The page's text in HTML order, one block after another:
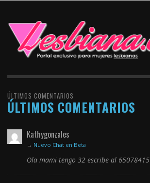
ÚLTIMOS COMENTARIOS
ÚLTIMOS COMENTARIOS
Kathygonzales
→ Nuevo Chat en Beta
Ola mami tengo 32 escribe al 65078415